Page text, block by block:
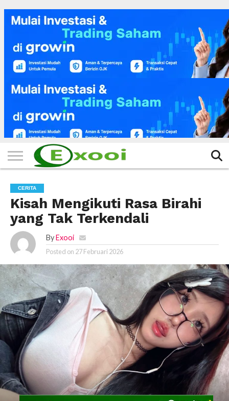
FILTER
BERITA
BIODATA
CERITA
CERPEN
EKSKLUSIF
FOTO
VIDEO
TIPS
MORE
CERITA
Kisah Mengikuti Rasa Birahi
yang Tak Terkendali
By Exooi
Posted on 27 Februari 2026